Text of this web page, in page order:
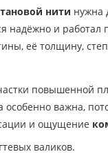
нити нужна
надёжно и работал
её толщину,
повышенной
особенно важна,
и ощущение
валиков.